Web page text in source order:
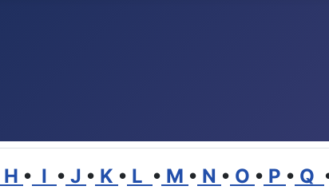
H • I • J • K • L • M • N • O • P • Q